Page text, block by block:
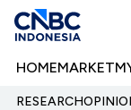
HOMEMARKET
RESEARCH